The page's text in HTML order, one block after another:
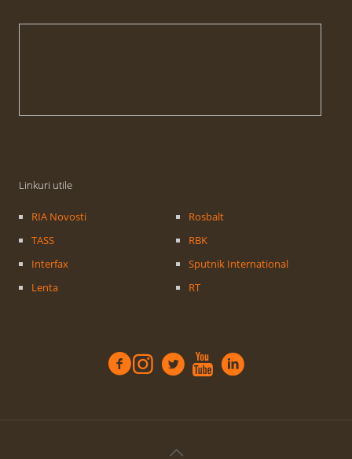
Linkuri utile
RIA Novosti
TASS
Interfax
Lenta
Rosbalt
RBK
Sputnik International
RT